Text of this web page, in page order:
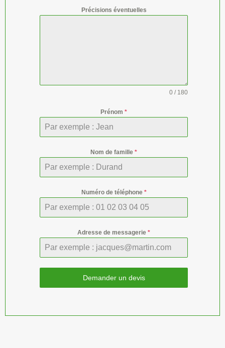
Précisions éventuelles
0 / 180
Prénom *
Nom de famille *
Numéro de téléphone *
Adresse de messagerie *
Demander un devis